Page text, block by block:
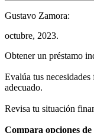
Gustavo Zamora:
octubre, 2023.
Obtener un préstamo
Evalúa tus
adecuado.
Revisa tu situación
Compara opciones